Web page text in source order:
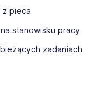
z pieca
stanowisku pracy
zadaniach